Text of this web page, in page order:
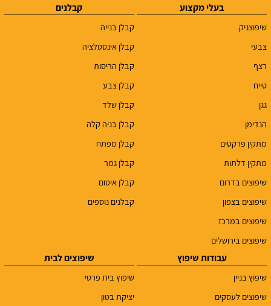
בעלי מקצוע
שיפוצניק
צבעי
רצף
טייח
גגן
הנדימן
מתקין פרקטים
מתקין דלתות
שיפוצים בדרום
שיפוצים בצפון
שיפוצים במרכז
שיפוצים בירושלים
קבלנים
קבלן בנייה
קבלן אינסטלציה
קבלן הריסות
קבלן צבע
קבלן שלד
קבלן בניה קלה
קבלן מפתח
קבלן גמר
קבלן איטום
קבלנים נוספים
עבודות שיפוץ
שיפוץ בניין
שיפוצים לעסקים
שיפוצים לבית
שיפוץ בית פרטי
יציקת בטון